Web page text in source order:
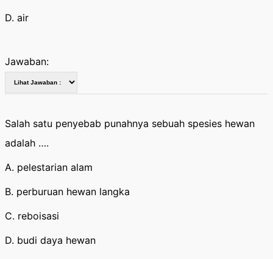
D. air
Jawaban:
Salah satu penyebab punahnya sebuah spesies hewan
adalah ….
A. pelestarian alam
B. perburuan hewan langka
C. reboisasi
D. budi daya hewan